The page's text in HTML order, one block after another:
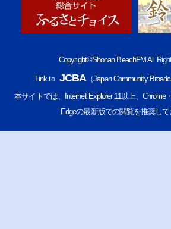
Copyright©Shonan BeachFM All
Link to JCBA（Japan Community
本サイトでは、Internet Explorer 11以上、Chrome
Edgeの最新版での閲覧を推奨して